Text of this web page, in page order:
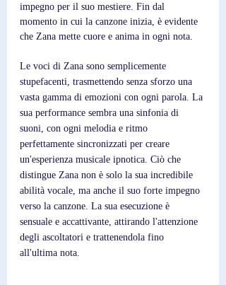
impegno per il suo mestiere. Fin dal
momento in cui la canzone inizia, è evidente
che Zana mette cuore e anima in ogni nota.
Le voci di Zana sono semplicemente
stupefacenti, trasmettendo senza sforzo una
vasta gamma di emozioni con ogni parola. La
sua performance sembra una sinfonia di
suoni, con ogni melodia e ritmo
perfettamente sincronizzati per creare
un'esperienza musicale ipnotica. Ciò che
distingue Zana non è solo la sua incredibile
abilità vocale, ma anche il suo forte impegno
verso la canzone. La sua esecuzione è
sensuale e accattivante, attirando l'attenzione
degli ascoltatori e trattenendola fino
all'ultima nota.